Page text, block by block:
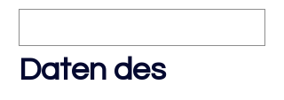
Daten des